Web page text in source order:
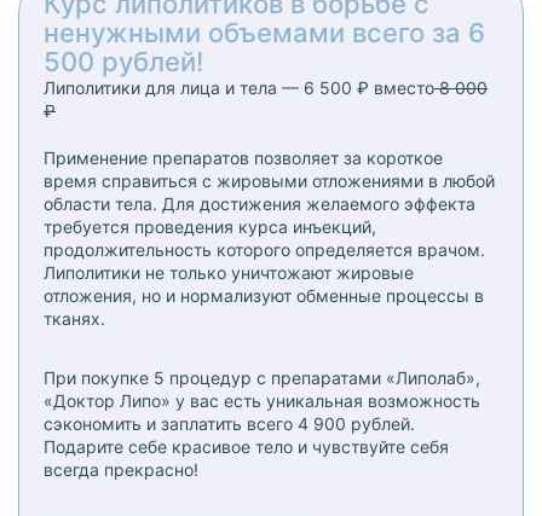
ненужными объемами всего за 6
500 рублей!
Липолитики для лица и тела — 6 500 ₽ вместо8 000
₽
Применение препаратов позволяет за короткое
время справиться с жировыми отложениями в любой
области тела. Для достижения желаемого эффекта
требуется проведения курса инъекций,
продолжительность которого определяется врачом.
Липолитики не только уничтожают жировые
отложения, но и нормализуют обменные процессы в
тканях.
При покупке 5 процедур с препаратами «Липолаб»,
«Доктор Липо» у вас есть уникальная возможность
сэкономить и заплатить всего 4 900 рублей.
Подарите себе красивое тело и чувствуйте себя
всегда прекрасно!